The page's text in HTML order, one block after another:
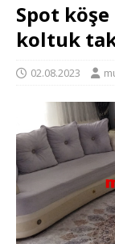
Spot
koltuk
02.08.2023